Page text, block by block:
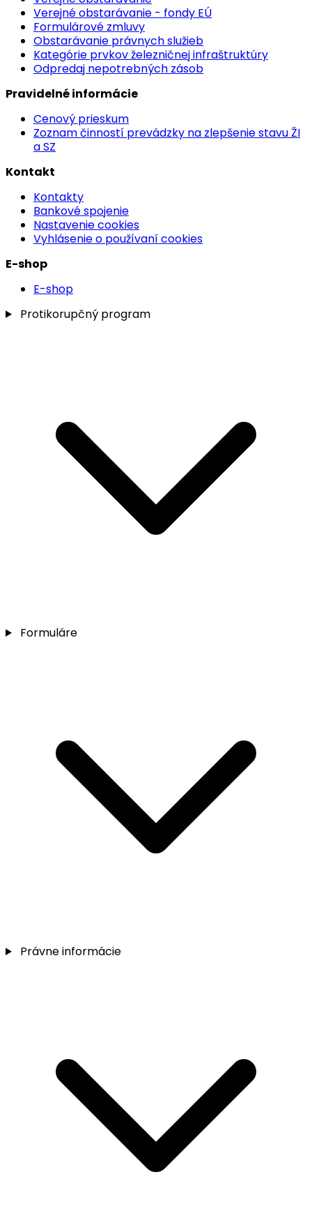
Verejné obstarávanie - fondy EÚ
Formulárové zmluvy
Obstarávanie právnych služieb
Kategórie prvkov železničnej infraštruktúry
Odpredaj nepotrebných zásob
Pravidelné informácie
Cenový prieskum
Zoznam činností prevádzky na zlepšenie stavu ŽI
a SZ
Kontakt
Kontakty
Bankové spojenie
Nastavenie cookies
Vyhlásenie o používaní cookies
E-shop
E-shop
Protikorupčný program
Formuláre
Právne informácie